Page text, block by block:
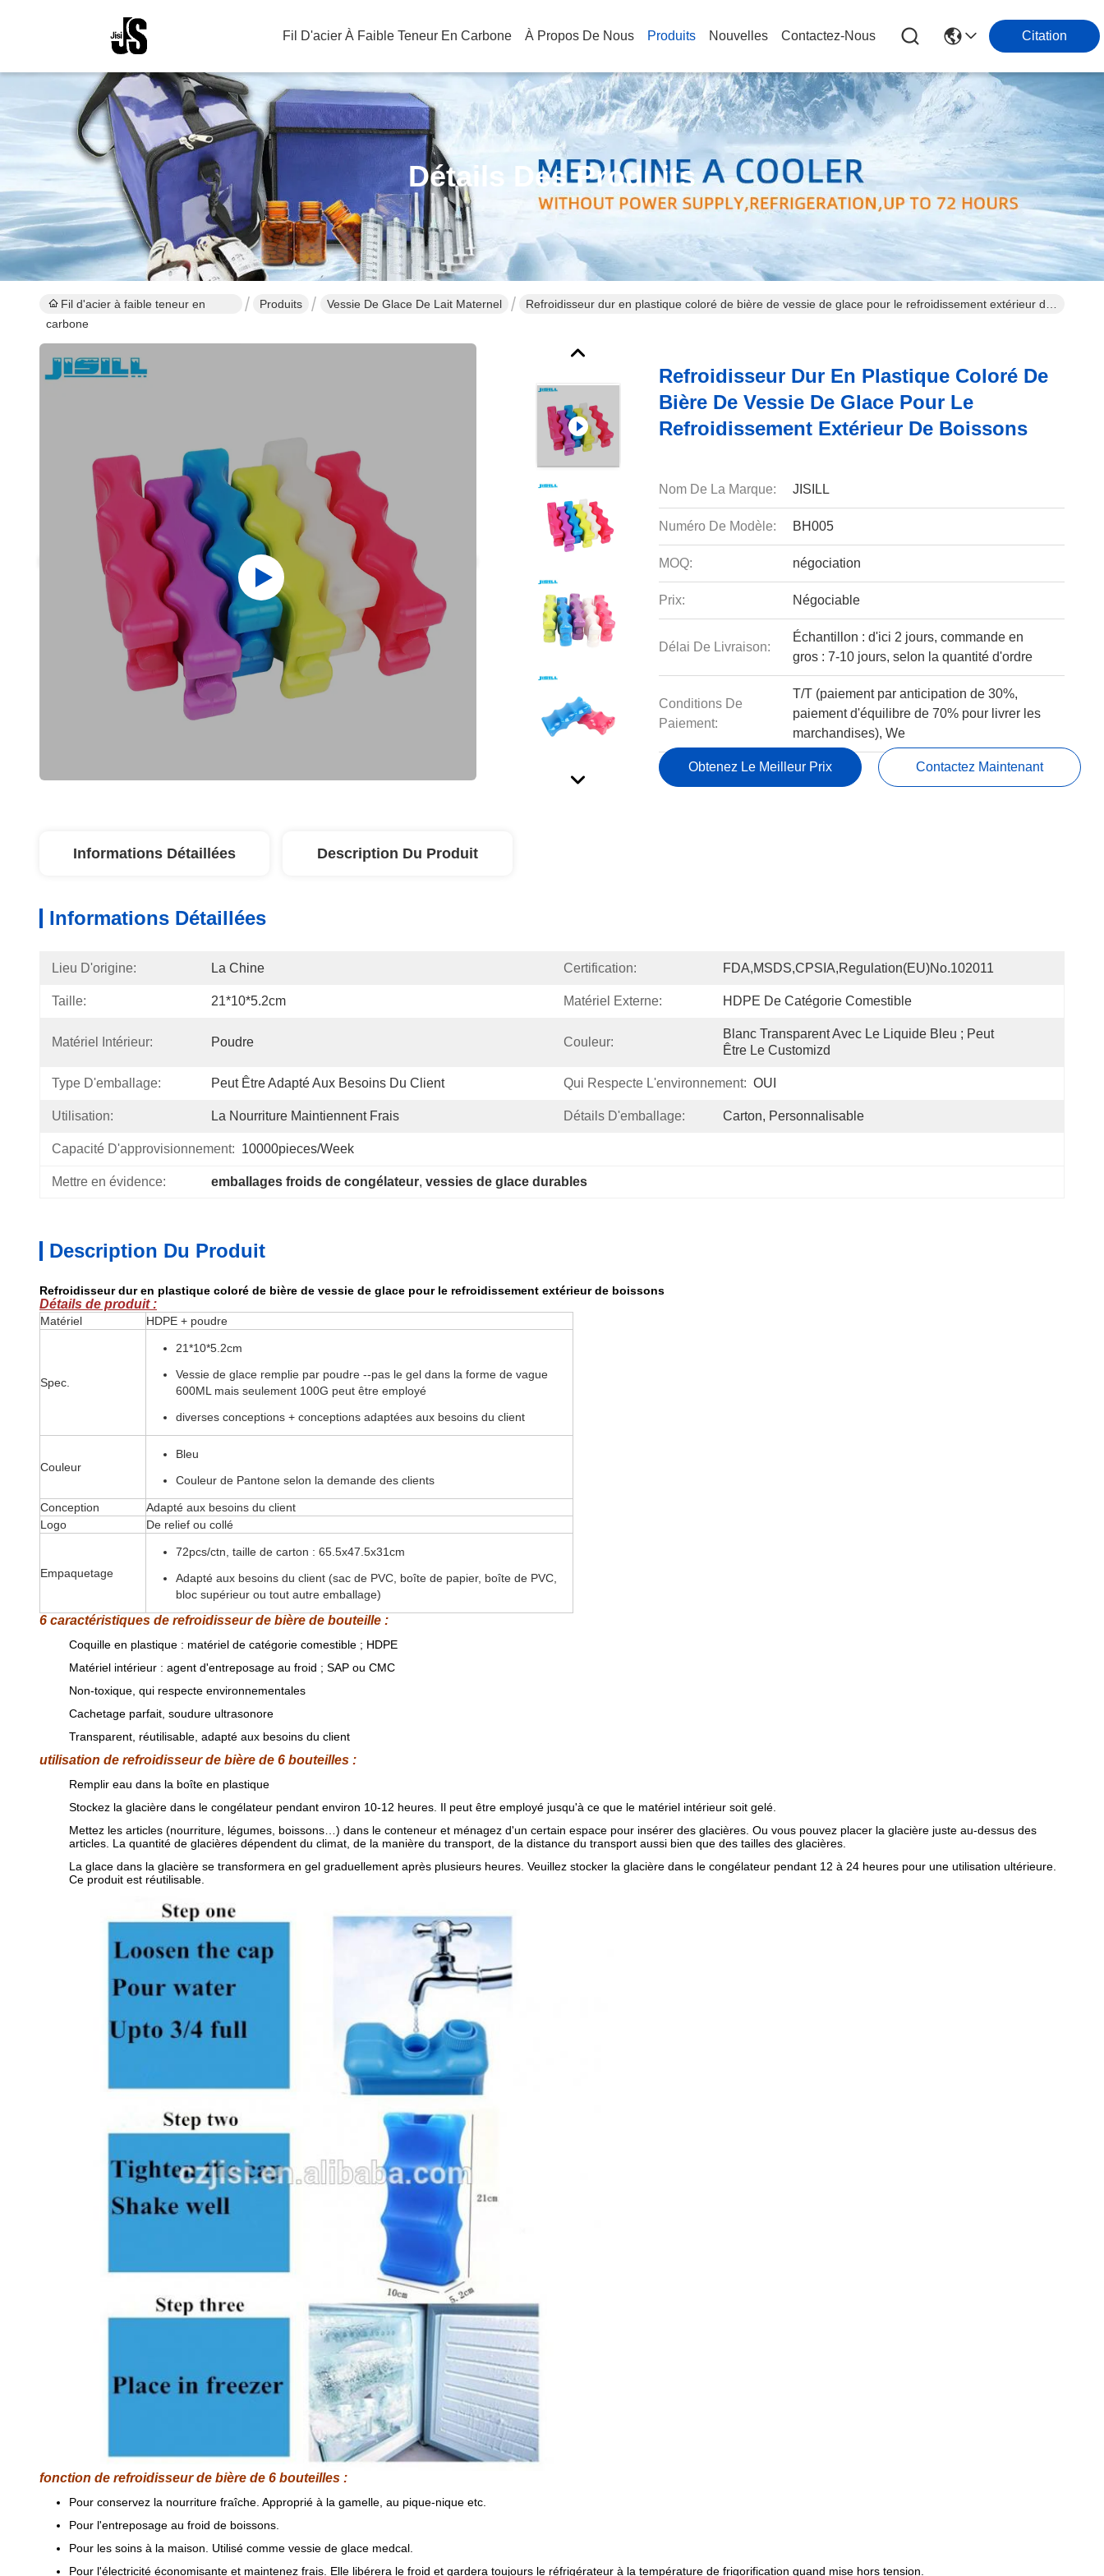
Fil D'acier À Faible Teneur En Carbone À Propos De Nous Produits Nouvelles Contactez-Nous Citation
Détails Des Produits
Fil d'acier à faible teneur en
carbone
Produits Vessie De Glace De Lait Maternel
Refroidisseur dur en plastique coloré de bière de vessie de glace pour le refroidissement extérieur de
Refroidisseur Dur En Plastique Coloré De
Bière De Vessie De Glace Pour Le
Refroidissement Extérieur De Boissons
Nom De La Marque: JISILL
Numéro De Modèle: BH005
MOQ: négociation
Prix: Négociable
Délai De Livraison:
Échantillon : d'ici 2 jours, commande en
gros : 7-10 jours, selon la quantité d'ordre
Conditions De
Paiement:
T/T (paiement par anticipation de 30%,
paiement d'équilibre de 70% pour livrer les
marchandises), We
Obtenez Le Meilleur Prix Contactez Maintenant
Informations Détaillées Description Du Produit
Informations Détaillées
Lieu D'origine: La Chine Certification: FDA,MSDS,CPSIA,Regulation(EU)no.102011
Taille: 21*10*5.2cm Matériel Externe: HDPE De Catégorie Comestible
Matériel Intérieur: Poudre Couleur:
Blanc Transparent Avec Le Liquide Bleu ; Peut
Être Le Customizd
Type D'emballage: Peut Être Adapté Aux Besoins Du Client Qui Respecte L'environnement: OUI
Utilisation: La Nourriture Maintiennent Frais Détails D'emballage: Carton, Personnalisable
Capacité D'approvisionnement: 10000pieces/week
Mettre en évidence: emballages froids de congélateur, vessies de glace durables
Description Du Produit
Refroidisseur dur en plastique coloré de bière de vessie de glace pour le refroidissement extérieur de boissons
Détails de produit :
Matériel HDPE + poudre
Spec.
21*10*5.2cm
Vessie de glace remplie par poudre --pas le gel dans la forme de vague
600ML mais seulement 100G peut être employé
diverses conceptions + conceptions adaptées aux besoins du client
Couleur
Bleu
Couleur de Pantone selon la demande des clients
Conception
Adapté aux besoins du client
Logo
De relief ou collé
Empaquetage
72pcs/ctn, taille de carton : 65.5x47.5x31cm
Adapté aux besoins du client (sac de PVC, boîte de papier, boîte de PVC,
bloc supérieur ou tout autre emballage)
6 caractéristiques de refroidisseur de bière de bouteille :
Coquille en plastique : matériel de catégorie comestible ; HDPE
Matériel intérieur : agent d'entreposage au froid ; SAP ou CMC
Non-toxique, qui respecte environnementales
Cachetage parfait, soudure ultrasonore
Transparent, réutilisable, adapté aux besoins du client
utilisation de refroidisseur de bière de 6 bouteilles :
Remplir eau dans la boîte en plastique
Stockez la glacière dans le congélateur pendant environ 10-12 heures. Il peut être employé jusqu'à ce que le matériel intérieur soit gelé.
Mettez les articles (nourriture, légumes, boissons…) dans le conteneur et ménagez d'un certain espace pour insérer des glacières. Ou vous pouvez placer la glacière juste au-dessus des
articles. La quantité de glacières dépendent du climat, de la manière du transport, de la distance du transport aussi bien que des tailles des glacières.
La glace dans la glacière se transformera en gel graduellement après plusieurs heures. Veuillez stocker la glacière dans le congélateur pendant 12 à 24 heures pour une utilisation ultérieure.
Ce produit est réutilisable.
fonction de refroidisseur de bière de 6 bouteilles :
Pour conservez la nourriture fraîche. Approprié à la gamelle, au pique-nique etc.
Pour l'entreposage au froid de boissons.
Pour les soins à la maison. Utilisé comme vessie de glace medcal.
Pour l'électricité économisante et maintenez frais. Elle libérera le froid et gardera toujours le réfrigérateur à la température de frigorification quand mise hors tension.